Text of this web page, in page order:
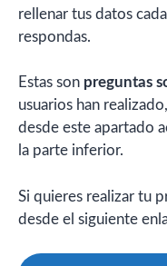
rellenar tus datos
respondas.
Estas son preguntas
usuarios han
desde este apartado
la parte inferior.
Si quieres realizar tu
desde el siguiente